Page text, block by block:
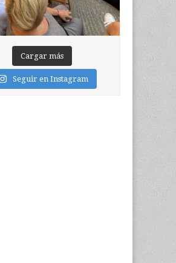
Cargar más
Seguir en Instagram